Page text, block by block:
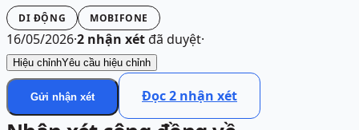
DI ĐỘNG MOBIFONE
16/05/2026·2 nhận xétđã duyệt·
Hiệu chỉnhYêu cầu hiệu chỉnh
Gửi nhận xét Đọc2 nhận xét